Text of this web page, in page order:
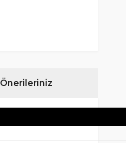
Önerileriniz